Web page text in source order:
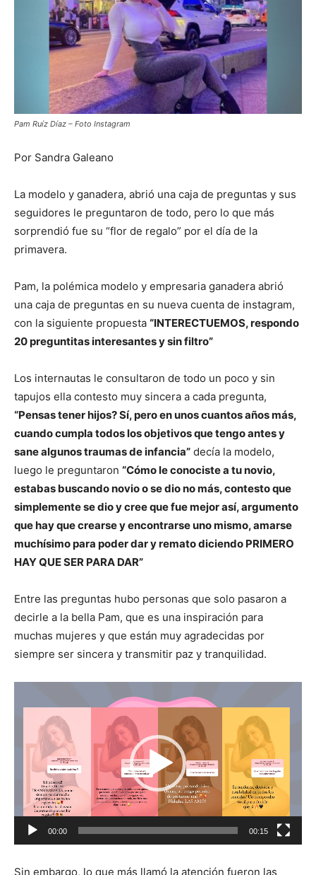
Pam Ruíz Díaz – Foto Instagram
Por Sandra Galeano
La modelo y ganadera, abrió una caja de preguntas y sus
seguidores le preguntaron de todo, pero lo que más
sorprendió fue su “flor de regalo” por el día de la
primavera.
Pam, la polémica modelo y empresaria ganadera abrió
una caja de preguntas en su nueva cuenta de instagram,
con la siguiente propuesta “INTERECTUEMOS, respondo
20 preguntitas interesantes y sin filtro”
Los internautas le consultaron de todo un poco y sin
tapujos ella contesto muy sincera a cada pregunta,
“Pensas tener hijos? Sí, pero en unos cuantos años más,
cuando cumpla todos los objetivos que tengo antes y
sane algunos traumas de infancia” decía la modelo,
luego le preguntaron “Cómo le conociste a tu novio,
estabas buscando novio o se dio no más, contesto que
simplemente se dio y cree que fue mejor así, argumento
que hay que crearse y encontrarse uno mismo, amarse
muchísimo para poder dar y remato diciendo PRIMERO
HAY QUE SER PARA DAR”
Entre las preguntas hubo personas que solo pasaron a
decirle a la bella Pam, que es una inspiración para
muchas mujeres y que están muy agradecidas por
siempre ser sincera y transmitir paz y tranquilidad.
de
vídeo
00:00 00:15
Sin embargo, lo que más llamó la atención fueron las